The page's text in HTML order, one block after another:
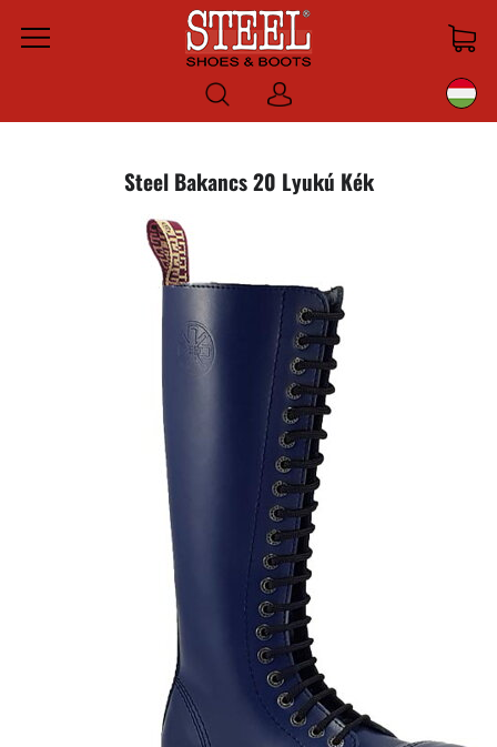
Menu
Bejelentkezni
Steel Bakancs 20 Lyukú Kék